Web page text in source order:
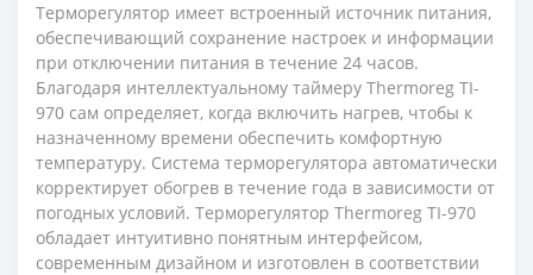
Терморегулятор имеет встроенный источник питания,
обеспечивающий сохранение настроек и информации
при отключении питания в течение 24 часов.
Благодаря интеллектуальному таймеру Thermoreg TI-
970 сам определяет, когда включить нагрев, чтобы к
назначенному времени обеспечить комфортную
температуру. Cистема терморегулятора автоматически
корректирует обогрев в течение года в зависимости от
погодных условий. Терморегулятор Thermoreg TI-970
обладает интуитивно понятным интерфейсом,
современным дизайном и изготовлен в соответствии